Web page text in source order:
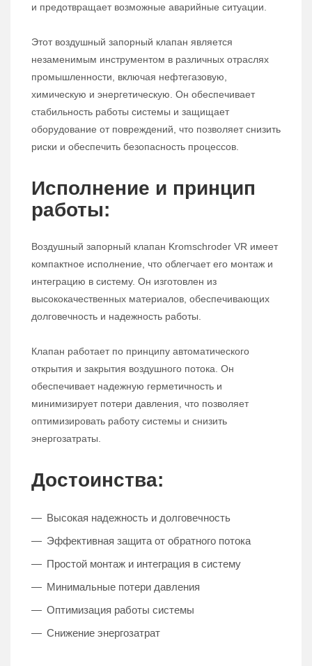
и предотвращает возможные аварийные ситуации.
Этот воздушный запорный клапан является
незаменимым инструментом в различных отраслях
промышленности, включая нефтегазовую,
химическую и энергетическую. Он обеспечивает
стабильность работы системы и защищает
оборудование от повреждений, что позволяет снизить
риски и обеспечить безопасность процессов.
Исполнение и принцип
работы:
Воздушный запорный клапан Kromschroder VR имеет
компактное исполнение, что облегчает его монтаж и
интеграцию в систему. Он изготовлен из
высококачественных материалов, обеспечивающих
долговечность и надежность работы.
Клапан работает по принципу автоматического
открытия и закрытия воздушного потока. Он
обеспечивает надежную герметичность и
минимизирует потери давления, что позволяет
оптимизировать работу системы и снизить
энергозатраты.
Достоинства:
Высокая надежность и долговечность
Эффективная защита от обратного потока
Простой монтаж и интеграция в систему
Минимальные потери давления
Оптимизация работы системы
Снижение энергозатрат